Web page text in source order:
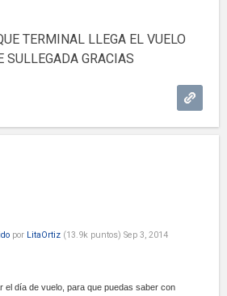
TERMINAL LLEGA EL VUELO
SULLEGADA GRACIAS
por LitaOrtiz (13.9k puntos) Sep 3, 2014
el día de vuelo, para que puedas saber con